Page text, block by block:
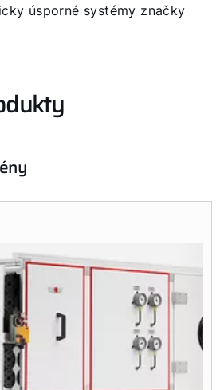
úsporné systémy značky